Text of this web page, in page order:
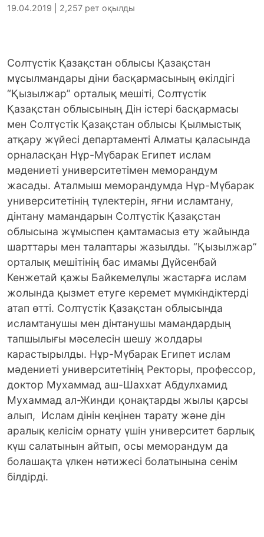
19.04.2019 | 2,257 рет оқылды
Солтүстік Қазақстан облысы Қазақстан
мұсылмандары діни басқармасының өкілдігі
“Қызылжар” орталық мешіті, Солтүстік
Қазақстан облысының Дін істері басқармасы
мен Солтүстік Қазақстан облысы Қылмыстық
атқару жүйесі департаменті Алматы қаласында
орналасқан Нұр-Мүбарак Египет ислам
мәдениеті университетімен меморандум
жасады. Аталмыш меморандумда Нұр-Мүбарак
университетінің түлектерін, яғни исламтану,
дінтану мамандарын Солтүстік Қазақстан
облысына жұмыспен қамтамасыз ету жайында
шарттары мен талаптары жазылды. “Қызылжар”
орталық мешітінің бас имамы Дүйсенбай
Кенжетай қажы Байкемелұлы жастарға ислам
жолында қызмет етуге керемет мүмкіндіктерді
атап өтті. Солтүстік Қазақстан облысында
исламтанушы мен дінтанушы мамандардың
тапшылығы мәселесін шешу жолдары
карастырылды. Нұр-Мүбарак Египет ислам
мәдениеті университетінің Ректоры, профессор,
доктор Мухаммад аш-Шаххат Абдулхамид
Мухаммад ал-Жинди қонақтарды жылы қарсы
алып, Ислам дінін кеңінен тарату және дін
аралық келісім орнату үшін университет барлық
күш салатынын айтып, осы меморандум да
болашақта үлкен нәтижесі болатынына сенім
білдірді.